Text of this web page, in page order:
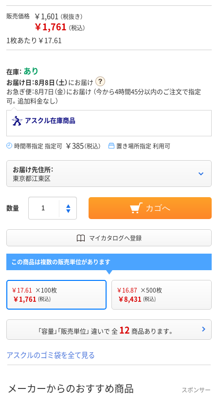
販売価格 ￥1,601 （税抜き）
￥1,761 （税込）
1枚あたり￥17.61
在庫： あり
お届け日：8月8日（土）にお届け
お急ぎ便：8月7日（金）にお届け （今から4時間45分以内のご注文で指定
可。追加料金なし）
アスクル在庫商品
時間帯指定 指定可 ￥385（税込） 置き場所指定 利用可
お届け先住所：
東京都江東区
数量 カゴへ
マイカタログへ登録
この商品は複数の販売単位があります
￥17.61 ×100枚
￥1,761 (税込)
￥16.87 ×500枚
￥8,431 (税込)
「容量」「販売単位」 違いで 全 12 商品あります。
アスクルのゴミ袋を全て見る
メーカーからのおすすめ商品 スポンサー